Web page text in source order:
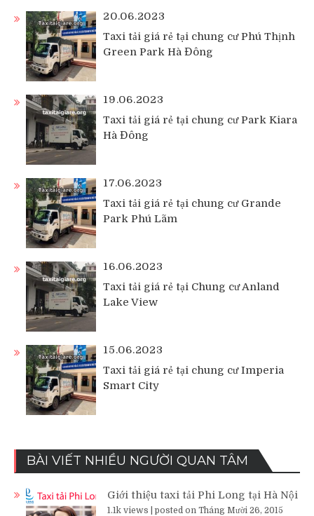
20.06.2023
Taxi tải giá rẻ tại chung cư Phú Thịnh
Green Park Hà Đông
19.06.2023
Taxi tải giá rẻ tại chung cư Park Kiara
Hà Đông
17.06.2023
Taxi tải giá rẻ tại chung cư Grande
Park Phú Lãm
16.06.2023
Taxi tải giá rẻ tại Chung cư Anland
Lake View
15.06.2023
Taxi tải giá rẻ tại chung cư Imperia
Smart City
BÀI VIẾT NHIỀU NGƯỜI QUAN TÂM
Giới thiệu taxi tải Phi Long tại Hà Nội
1.1k views posted on Tháng Mười 26, 2015